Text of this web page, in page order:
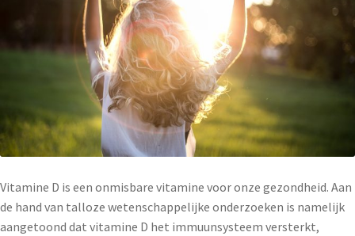
Vitamine D is een onmisbare vitamine voor onze gezondheid. Aan
de hand van talloze wetenschappelijke onderzoeken is namelijk
aangetoond dat vitamine D het immuunsysteem versterkt,